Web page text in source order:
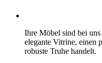
Ihre Möbel sind bei
elegante Vitrine, einen
robuste Truhe handelt.